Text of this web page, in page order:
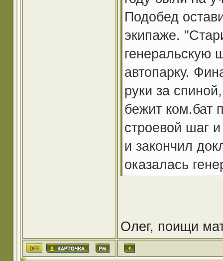
Подобед
экипаже.
генеральскую
автопарку.
руки за
бежит ком.бат
строевой шаг
и закончил
оказалась
Олег, поищи